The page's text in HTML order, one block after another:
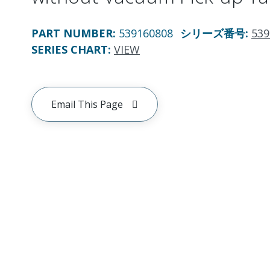
PART NUMBER: 539160808 シリーズ番号:
SERIES CHART: VIEW
Email This Page